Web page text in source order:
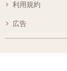
利用規約
広告